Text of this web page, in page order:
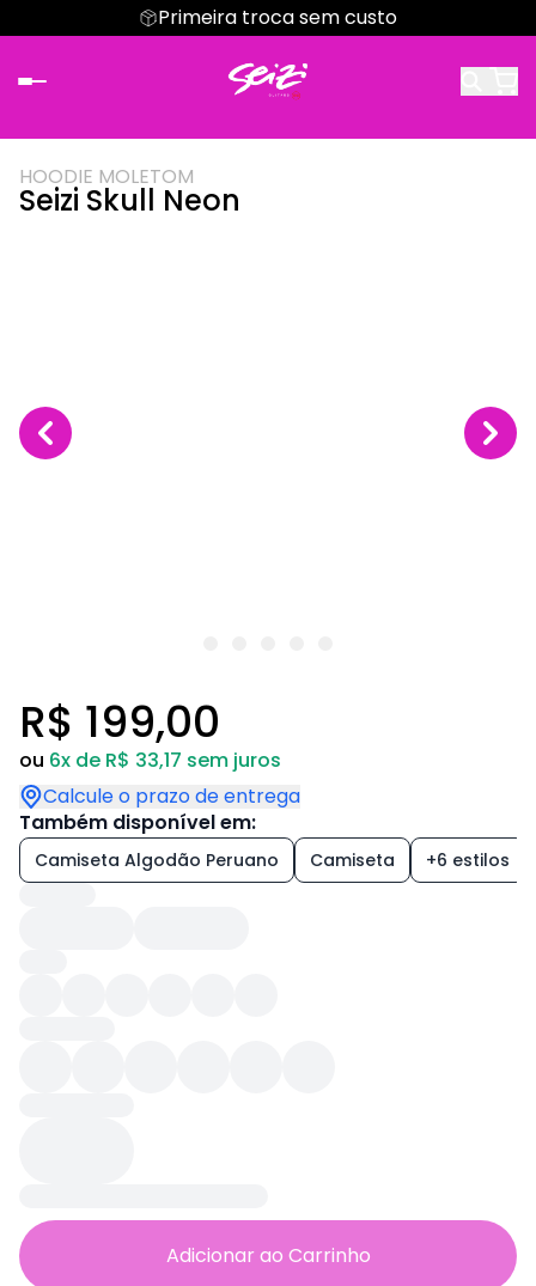
Primeira troca sem custo
HOODIE MOLETOM
Seizi Skull Neon
R$ 199,00
ou 6x de R$ 33,17 sem juros
Calcule o prazo de entrega
Também disponível em:
Camiseta Algodão Peruano Camiseta +6 estilos
Adicionar ao Carrinho